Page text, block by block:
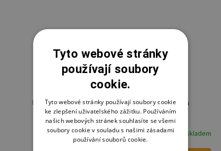
Univerzální síť proti hmyzu na kočárek - bílá
Skladem
Tyto webové stránky
používají soubory
cookie.
Tyto webové stránky používají soubory cookie
ke zlepšení uživatelského zážitku. Používáním
našich webových stránek souhlasíte se všemi
soubory cookie v souladu s našimi zásadami
používání souborů cookie.